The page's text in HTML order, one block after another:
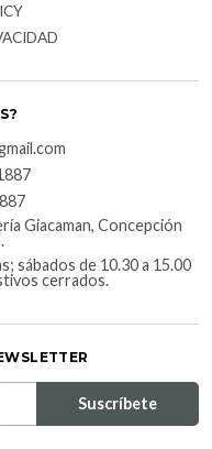
Giacaman, Concepción
sábados de 10.30 a 15.00
cerrados.